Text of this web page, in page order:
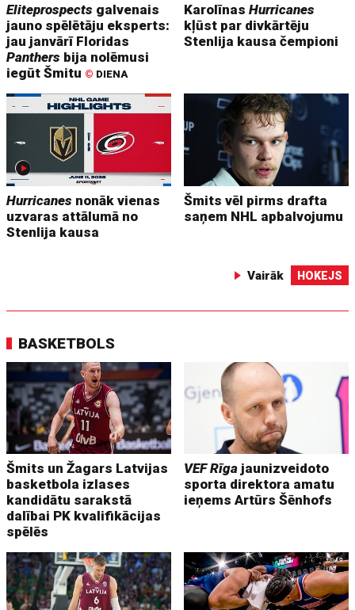
Eliteprospects galvenais
jauno spēlētāju eksperts:
jau janvārī Floridas
Panthers bija nolēmusi
iegūt Šmitu © DIENA
KarolīnasHurricanes
kļūst par divkārtēju
Stenlija kausa čempioni
Hurricanes nonāk vienas
uzvaras attālumā no
Stenlija kausa
Šmits vēl pirms drafta
saņem NHL apbalvojumu
Vairāk HOKEJS
BASKETBOLS
Šmits un Žagars Latvijas
basketbola izlases
kandidātu sarakstā
dalībai PK kvalifikācijas
spēlēs
VEF Rīga jaunizveidoto
sporta direktora amatu
ieņems Artūrs Šēnhofs